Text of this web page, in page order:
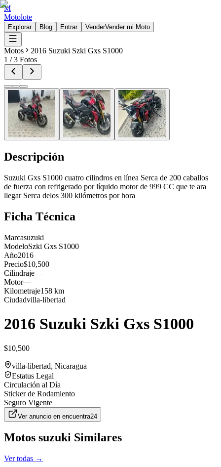
M
Motolote
Explorar Blog Entrar VenderVender mi Moto
Motos
2016 Suzuki Szki Gxs S1000
1 /3 Fotos
Descripción
Suzuki Gxs S1000 cuatro cilindros en línea Serca de 200 caballos
de fuerza con refrigerado por líquido motor de 999 CC que te ara
llegar Serca delos 300 kilómetros por hora
Ficha Técnica
Marcasuzuki
ModeloSzki Gxs S1000
Año2016
Precio$10,500
Cilindraje—
Motor—
Kilometraje158 km
Ciudadvilla-libertad
2016 Suzuki Szki Gxs S1000
$10,500
villa-libertad, Nicaragua
Estatus Legal
Circulación al Día
Sticker de Rodamiento
Seguro Vigente
Ver anuncio en encuentra24
Motos suzuki Similares
Ver todas →